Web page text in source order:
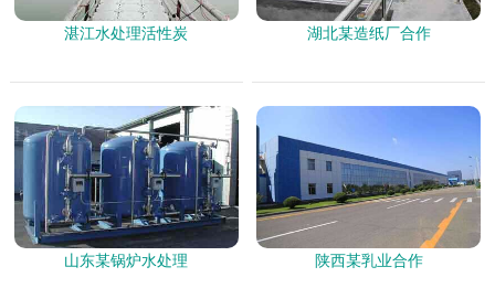
湛江水处理活性炭 湖北某造纸厂合作
山东某锅炉水处理 陕西某乳业合作